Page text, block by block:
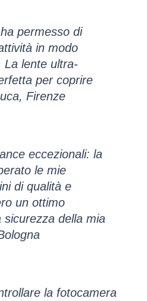
permesso di
in modo
La lente ultra-
per coprire
Firenze
eccezionali: la
le mie
di qualità e
un ottimo
della mia
la fotocamera